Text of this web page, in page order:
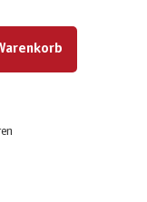
um die Anzahl zu